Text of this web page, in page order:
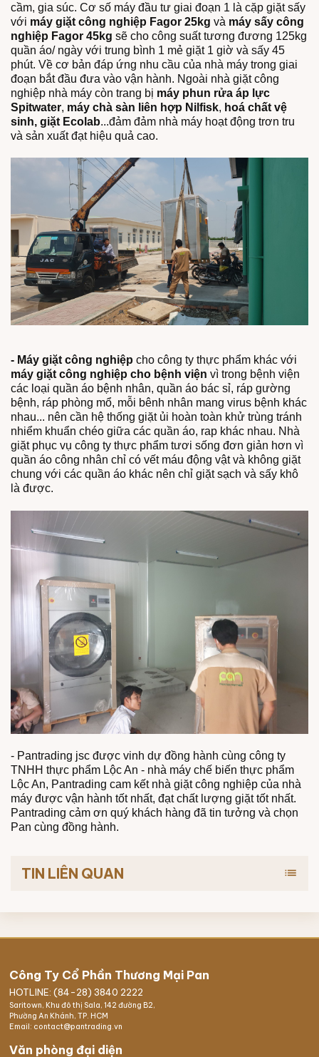
cầm, gia súc. Cơ số máy đầu tư giai đoạn 1 là cặp giặt sấy
với máy giặt công nghiệp Fagor 25kg và máy sấy công
nghiệp Fagor 45kg sẽ cho công suất tương đương 125kg
quần áo/ ngày với trung bình 1 mẻ giặt 1 giờ và sấy 45
phút. Về cơ bản đáp ứng nhu cầu của nhà máy trong giai
đoạn bắt đầu đưa vào vận hành. Ngoài nhà giặt công
nghiệp nhà máy còn trang bị máy phun rửa áp lực
Spitwater, máy chà sàn liên hợp Nilfisk, hoá chất vệ
sinh, giặt Ecolab...đảm đảm nhà máy hoạt động trơn tru
và sản xuất đạt hiệu quả cao.
- Máy giặt công nghiệp cho công ty thực phẩm khác với
máy giặt công nghiệp cho bệnh viện vì trong bệnh viện
các loại quần áo bệnh nhân, quần áo bác sỉ, ráp gường
bệnh, ráp phòng mổ, mỗi bênh nhân mang virus bệnh khác
nhau... nên cần hệ thống giặt ủi hoàn toàn khử trùng tránh
nhiểm khuẩn chéo giữa các quần áo, rap khác nhau. Nhà
giặt phục vụ công ty thực phẩm tươi sống đơn giản hơn vì
quần áo công nhân chỉ có vết máu động vật và không giặt
chung với các quần áo khác nên chỉ giặt sạch và sấy khô
là được.
- Pantrading jsc được vinh dự đồng hành cùng công ty
TNHH thực phẩm Lộc An - nhà máy chế biến thực phẩm
Lộc An, Pantrading cam kết nhà giặt công nghiệp của nhà
máy được vận hành tốt nhất, đạt chất lượng giặt tốt nhất.
Pantrading cảm ơn quý khách hàng đã tin tưởng và chọn
Pan cùng đồng hành.
TIN LIÊN QUAN list
Công Ty Cổ Phần Thương Mại Pan
HOTLINE: (84-28) 3840 2222
Saritown, Khu đô thị Sala, 142 đường B2,
Phường An Khánh, TP. HCM
Email: contact@pantrading.vn
Văn phòng đại diện